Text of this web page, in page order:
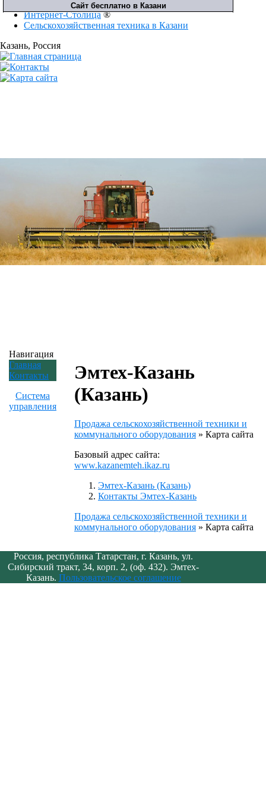
Интернет-Столица®
Сельскохозяйственная техника в Казани
Казань, Россия
Навигация
Главная
Контакты
Система
управления
Эмтех-Казань
(Казань)
Продажа сельскохозяйственной техники и
коммунального оборудования » Карта сайта
Базовый адрес сайта:
www.kazanemteh.ikaz.ru
Эмтех-Казань (Казань)
Контакты Эмтех-Казань
Продажа сельскохозяйственной техники и
коммунального оборудования » Карта сайта
Россия, республика Татарстан, г. Казань, ул.
Сибирский тракт, 34, корп. 2, (оф. 432). Эмтех-
Казань. Пользовательское соглашение